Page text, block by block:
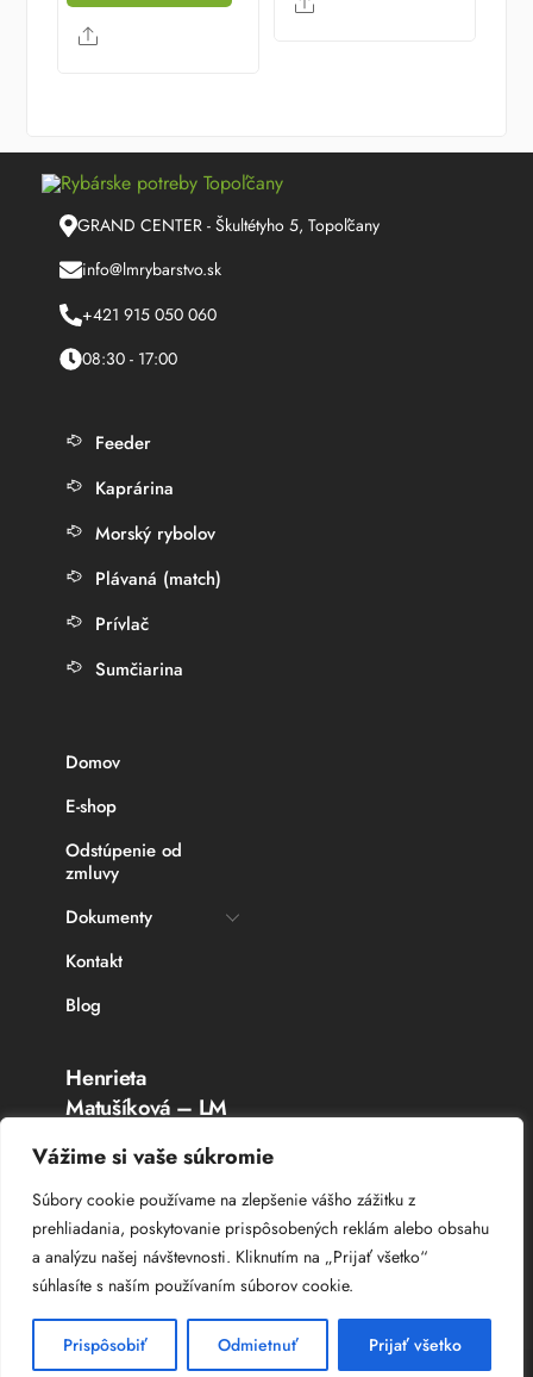
Vážime si vaše súkromie
Súbory cookie používame na zlepšenie vášho zážitku z
prehliadania, poskytovanie prispôsobených reklám alebo obsahu
a analýzu našej návštevnosti. Kliknutím na „Prijať všetko“
súhlasíte s naším používaním súborov cookie.
Prispôsobiť Odmietnuť Prijať všetko
Share
Share
GRAND CENTER - Škultétyho 5, Topoľčany
info@lmrybarstvo.sk
+421 915 050 060
08:30 - 17:00
Feeder
Kaprárina
Morský rybolov
Plávaná (match)
Prívlač
Sumčiarina
Domov
E-shop
Odstúpenie od
zmluvy
Dokumenty
Kontakt
Blog
Henrieta
Matušíková – LM
Rybárske potreby
Topoľčany
IČO: 336 764 53
DIČ: 102 044 8385
© CopyrightWeb Studio – Tvorba web stránok2025